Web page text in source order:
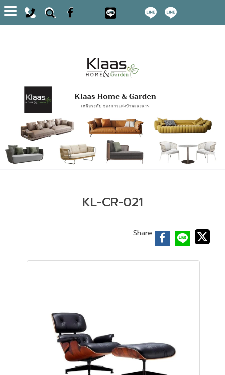
Toggle
navigation
KL-CR-021
Share